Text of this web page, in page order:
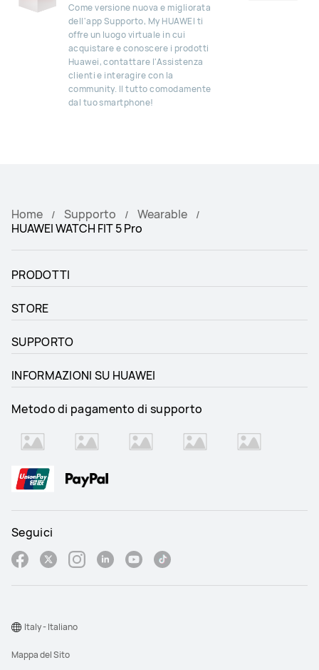
Come versione nuova e migliorata
dell'app Supporto, My HUAWEI ti
offre un luogo virtuale in cui
acquistare e conoscere i prodotti
Huawei, contattare l'Assistenza
clienti e interagire con la
community. Il tutto comodamente
dal tuo smartphone!
Home Supporto
Wearable
HUAWEI WATCH FIT 5 Pro
PRODOTTI
STORE
SUPPORTO
INFORMAZIONI SU HUAWEI
Metodo di pagamento di supporto
Seguici
Mappa del Sito
Italy - Italiano